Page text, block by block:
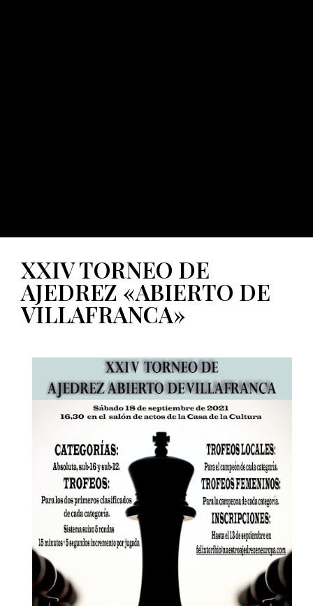
XXIV TORNEO DE
AJEDREZ «ABIERTO DE
VILLAFRANCA»